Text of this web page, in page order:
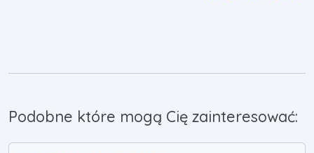
Podobne które mogą Cię zainteresować: